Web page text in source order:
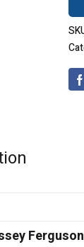
Ferguson